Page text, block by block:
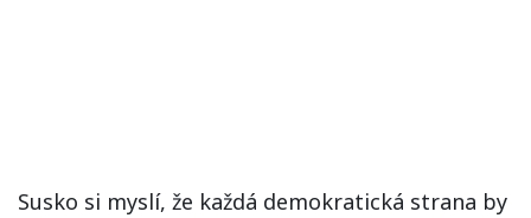
Susko si myslí, že každá demokratická strana by